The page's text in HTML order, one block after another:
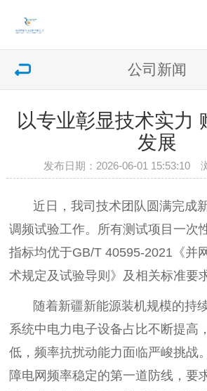
公司新闻
以专业彰显技术实力
发展
发布日期：2026-06-01 15:53:10
近日，我司技术团队圆满完成
调频试验工作。所有测试项目一次
指标均优于GB/T 40595-2021《并
术规定及试验导则》及相关标准要
随着新疆新能源装机规模的持
系统中电力电子设备占比不断提高
低，频率抗扰动能力面临严峻挑战
障电网频率稳定的第一道防线，要